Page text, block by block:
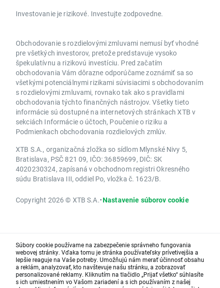
Investovanie je rizikové. Investujte zodpovedne.
Obchodovanie s rozdielovými zmluvami nemusí byť vhodné
pre všetkých investorov, pretože predstavuje vysoko
špekulatívnu a rizikovú investíciu. Pred začatím
obchodovania Vám dôrazne odporúčame zoznámiť sa so
všetkými potenciálnymi rizikami súvisiacimi s obchodovaním
s rozdielovými zmluvami, rovnako tak ako s pravidlami
obchodovania týchto finančných nástrojov. Všetky tieto
informácie sú dostupné na internetových stránkach XTB v
sekciách Informácie o účtoch, Poučenie o riziku a
Podmienkach obchodovania rozdielových zmlúv.
XTB S.A., organizačná zložka so sídlom Mlynské Nivy 5,
Bratislava, PSČ 821 09, IČO: 36859699, DIČ: SK
4020230324, zapísaná v obchodnom registri Okresného
súdu Bratislava III, oddiel Po, vložka č. 1623/B.
Copyright 2026 © XTB S.A.•Nastavenie súborov cookie
Súbory cookie používame na zabezpečenie správneho fungovania
webovej stránky. Vďaka tomu je stránka používateľsky prívetivejšia a
lepšie reaguje na Vaše potreby. Umožňujú nám merať účinnosť obsahu
a reklám, analyzovať, kto navštevuje našu stránku, a zobrazovať
personalizované reklamy. Kliknutím na tlačidlo „Prijať všetko“ súhlasíte
s ich umiestnením vo Vašom zariadení a s ich používaním z našej